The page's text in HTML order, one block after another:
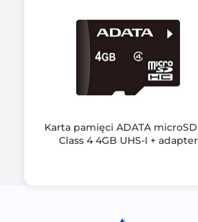
Karta pamięci ADATA
Class 4 4GB UHS-I + adapter